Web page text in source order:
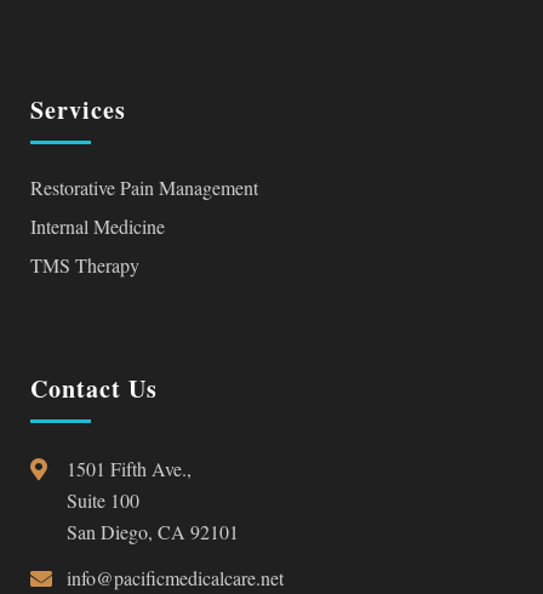
Services
Restorative Pain Management
Internal Medicine
TMS Therapy
Contact Us
1501 Fifth Ave.,
Suite 100
San Diego, CA 92101
info@pacificmedicalcare.net